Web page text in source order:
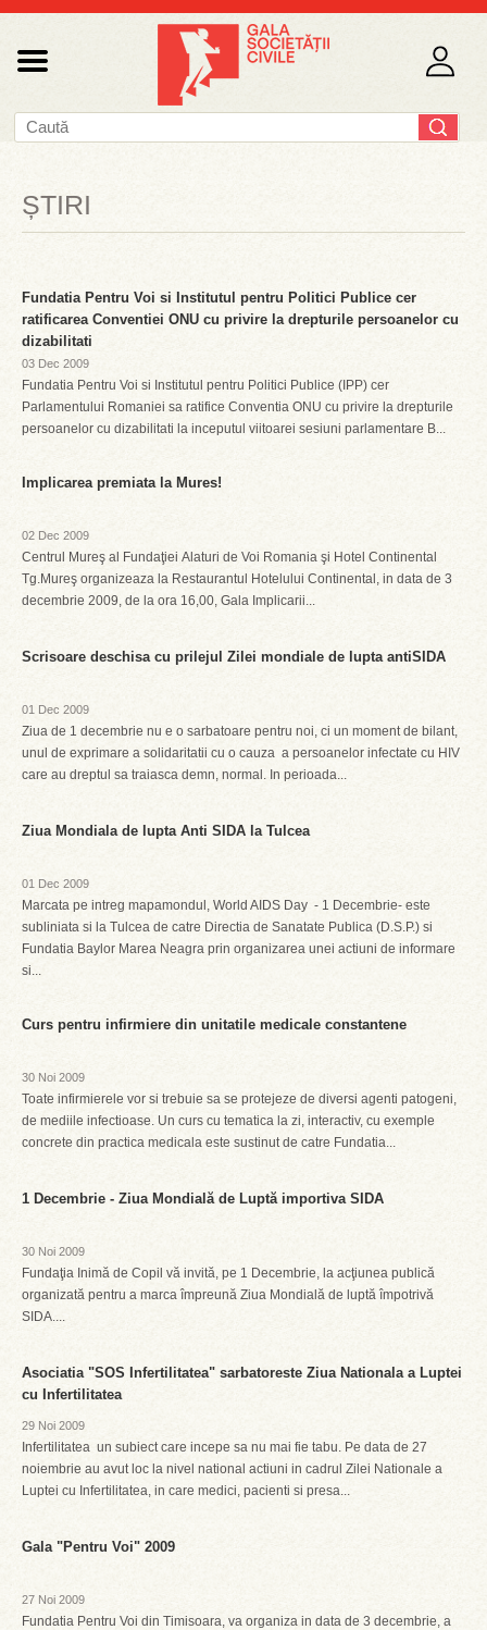
ȘTIRI
Fundatia Pentru Voi si Institutul pentru Politici Publice cer
ratificarea Conventiei ONU cu privire la drepturile persoanelor cu
dizabilitati
03 Dec 2009
Fundatia Pentru Voi si Institutul pentru Politici Publice (IPP) cer
Parlamentului Romaniei sa ratifice Conventia ONU cu privire la drepturile
persoanelor cu dizabilitati la inceputul viitoarei sesiuni parlamentare B...
Implicarea premiata la Mures!
02 Dec 2009
Centrul Mureş al Fundaţiei Alaturi de Voi Romania şi Hotel Continental
Tg.Mureş organizeaza la Restaurantul Hotelului Continental, in data de 3
decembrie 2009, de la ora 16,00, Gala Implicarii...
Scrisoare deschisa cu prilejul Zilei mondiale de lupta antiSIDA
01 Dec 2009
Ziua de 1 decembrie nu e o sarbatoare pentru noi, ci un moment de bilant,
unul de exprimare a solidaritatii cu o cauza  a persoanelor infectate cu HIV
care au dreptul sa traiasca demn, normal. In perioada...
Ziua Mondiala de lupta Anti SIDA la Tulcea
01 Dec 2009
Marcata pe intreg mapamondul, World AIDS Day - 1 Decembrie- este
subliniata si la Tulcea de catre Directia de Sanatate Publica (D.S.P.) si
Fundatia Baylor Marea Neagra prin organizarea unei actiuni de informare
si...
Curs pentru infirmiere din unitatile medicale constantene
30 Noi 2009
Toate infirmierele vor si trebuie sa se protejeze de diversi agenti patogeni,
de mediile infectioase. Un curs cu tematica la zi, interactiv, cu exemple
concrete din practica medicala este sustinut de catre Fundatia...
1 Decembrie - Ziua Mondială de Luptă importiva SIDA
30 Noi 2009
Fundaţia Inimă de Copil vă invită, pe 1 Decembrie, la acţiunea publică
organizată pentru a marca împreună Ziua Mondială de luptă împotrivă
SIDA....
Asociatia "SOS Infertilitatea" sarbatoreste Ziua Nationala a Luptei
cu Infertilitatea
29 Noi 2009
Infertilitatea  un subiect care incepe sa nu mai fie tabu. Pe data de 27
noiembrie au avut loc la nivel national actiuni in cadrul Zilei Nationale a
Luptei cu Infertilitatea, in care medici, pacienti si presa...
Gala "Pentru Voi" 2009
27 Noi 2009
Fundatia Pentru Voi din Timisoara, va organiza in data de 3 decembrie, a